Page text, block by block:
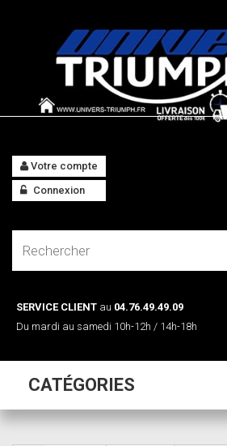
Votre compte
Connexion
SERVICE CLIENT au 04.76.49.49.09
Du mardi au samedi 10h-12h / 14h-18h
CATÉGORIES